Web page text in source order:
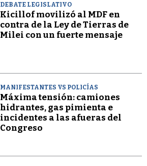
DEBATE LEGISLATIVO
Kicillof movilizó al MDF en
contra de la Ley de Tierras de
Milei con un fuerte mensaje
MANIFESTANTES VS POLICÍAS
Máxima tensión: camiones
hidrantes, gas pimienta e
incidentes a las afueras del
Congreso